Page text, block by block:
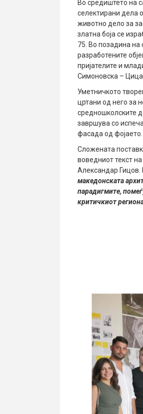
Во средиштето на
селектирани дела
животно дело за
златна боја се
75. Во позадина на
разработените
пријателите и
Симоновска –
Уметничкото
цртани од него за
средношколските
завршува со
фасада од фојаето.
Сложената
воведниот текст
Александар Гицов.
македонската
парадигмите,
критичкиот